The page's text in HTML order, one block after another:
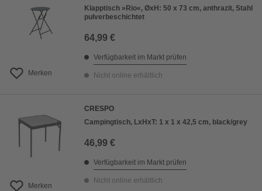
Merken
Klapptisch »Rio«, ØxH: 50 x 73 cm, anthrazit, Stahl
pulverbeschichtet
64,99 €
Verfügbarkeit im Markt prüfen
Nicht online erhältlich
Merken
CRESPO
Campingtisch, LxHxT: 1 x 1 x 42,5 cm, black/grey
46,99 €
Verfügbarkeit im Markt prüfen
Nicht online erhältlich